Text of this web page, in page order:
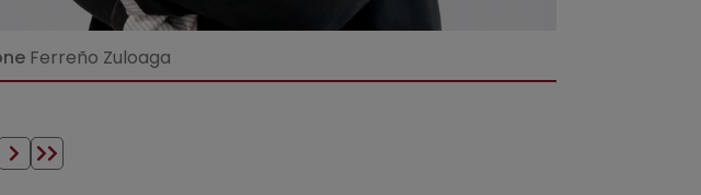
Ferreño Zuloaga
Siguiente página
Última página